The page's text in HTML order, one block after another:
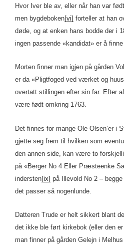
Hvor Iver ble av, eller når han var
men bygdeboken[vi] forteller at han
døde, og at enken hans bodde der i
ingen passende «kandidat» er å
Morten finner man igjen på gården
er da «Pligtfoged ved værket og
overtatt stillingen efter sin far. Efter
være født omkring 1763.
Det finnes for mange Ole Olsen’er i
gjette seg frem til hvilken som
den annen side, kan være to
på «Berger No 4 Eller Præsteenke
indersten[ix] på Illevold No 2 –
det passer så nogenlunde.
Datteren Trude er helt sikkert blant
det ikke ble ført kirkebok (eller den
man finner på gården Gelejn i